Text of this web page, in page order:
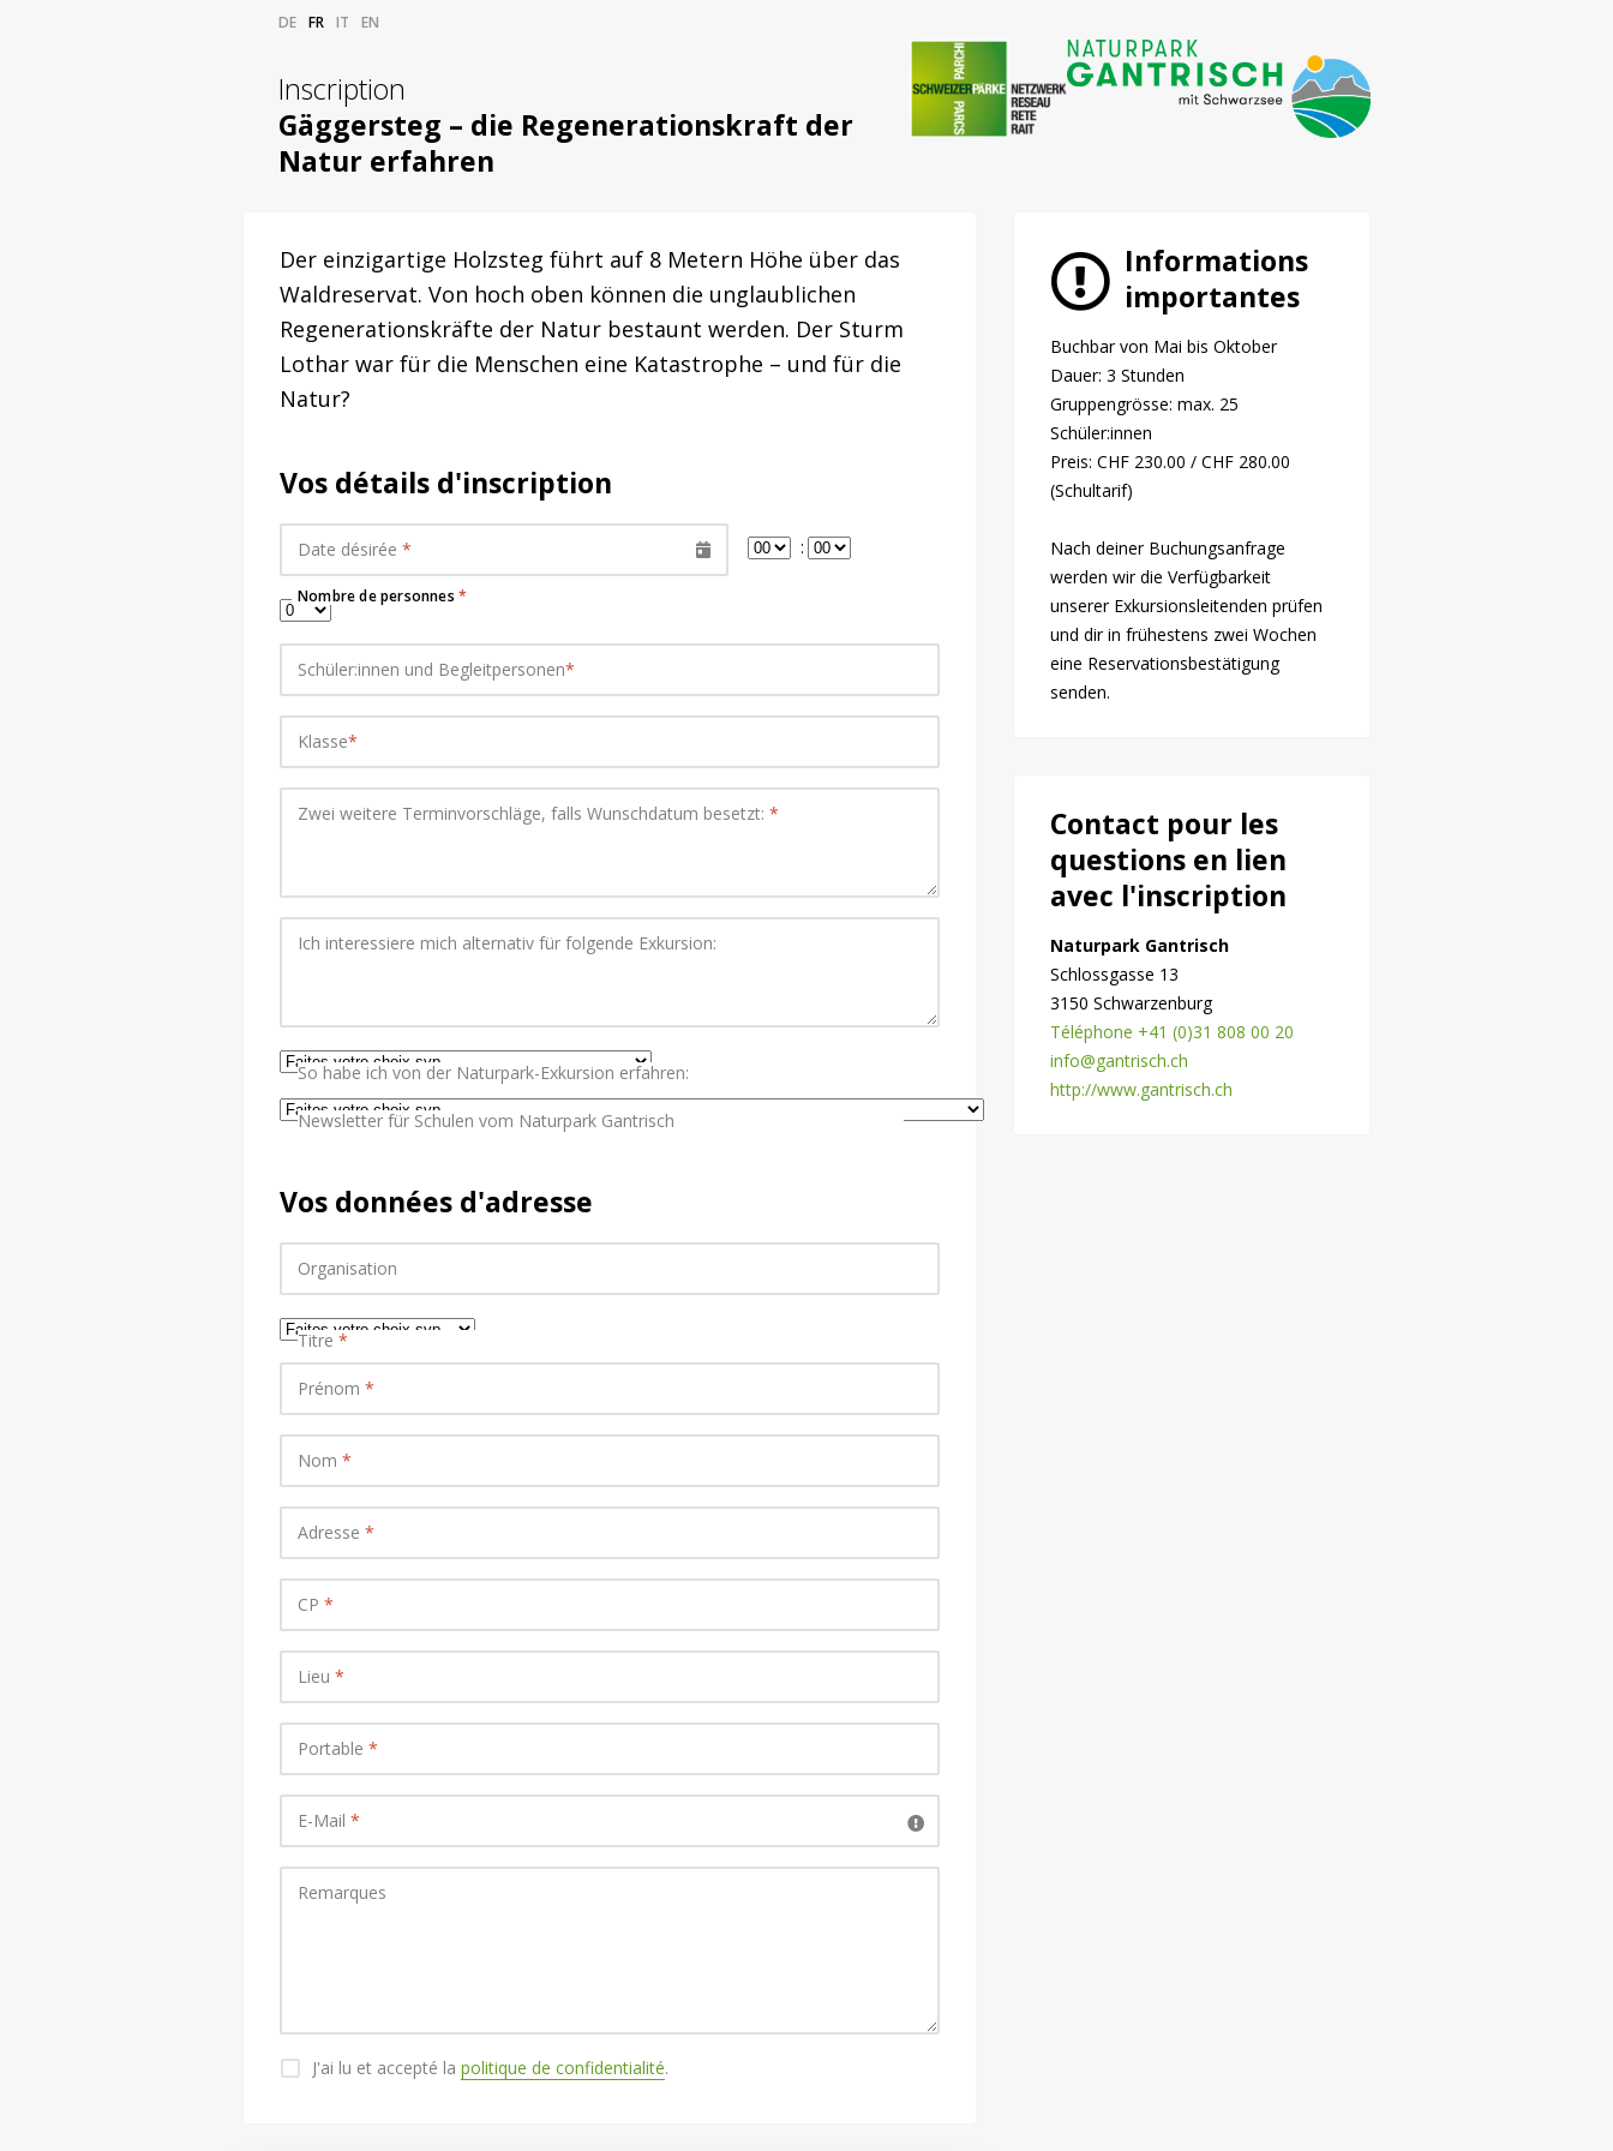
DE FR IT EN
Inscription
Gäggersteg – die Regenerationskraft der
Natur erfahren
Der einzigartige Holzsteg führt auf 8 Metern Höhe über das
Waldreservat. Von hoch oben können die unglaublichen
Regenerationskräfte der Natur bestaunt werden. Der Sturm
Lothar war für die Menschen eine Katastrophe – und für die
Natur?
Vos détails d'inscription
Date désirée * :
Nombre de personnes *
Schüler:innen und Begleitpersonen*
Klasse*
Zwei weitere Terminvorschläge, falls Wunschdatum besetzt: *
Ich interessiere mich alternativ für folgende Exkursion:
So habe ich von der Naturpark-Exkursion erfahren:
Newsletter für Schulen vom Naturpark Gantrisch
Vos données d'adresse
Organisation
Titre *
Prénom *
Nom *
Adresse *
CP *
Lieu *
Portable *
E-Mail *
Remarques
J'ai lu et accepté la politique de confidentialité.
Informations
importantes
Buchbar von Mai bis Oktober
Dauer: 3 Stunden
Gruppengrösse: max. 25
Schüler:innen
Preis: CHF 230.00 / CHF 280.00
(Schultarif)
Nach deiner Buchungsanfrage
werden wir die Verfügbarkeit
unserer Exkursionsleitenden prüfen
und dir in frühestens zwei Wochen
eine Reservationsbestätigung
senden.
Contact pour les
questions en lien
avec l'inscription
Naturpark Gantrisch
Schlossgasse 13
3150 Schwarzenburg
Téléphone +41 (0)31 808 00 20
info@gantrisch.ch
http://www.gantrisch.ch